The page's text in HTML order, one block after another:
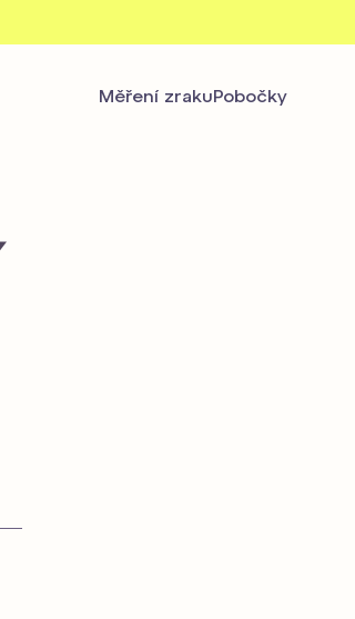
Měření zrakuPobočky